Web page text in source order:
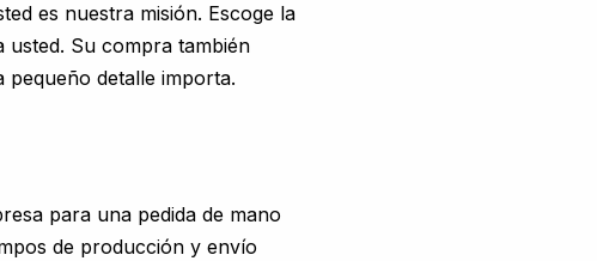
es nuestra misión. Escoge la
usted. Su compra también
detalle importa.
para una pedida de mano
de producción y envío